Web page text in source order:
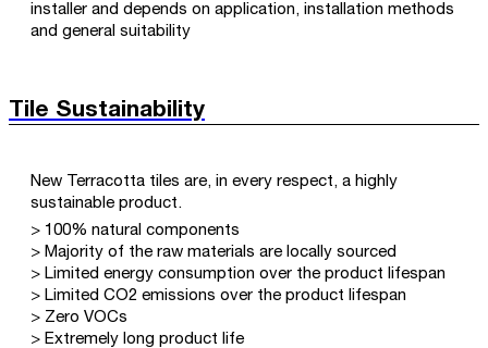
installer and depends on application, installation methods
and general suitability
Tile Sustainability
New Terracotta tiles are, in every respect, a highly
sustainable product.
> 100% natural components
> Majority of the raw materials are locally sourced
> Limited energy consumption over the product lifespan
> Limited CO2 emissions over the product lifespan
> Zero VOCs
> Extremely long product life